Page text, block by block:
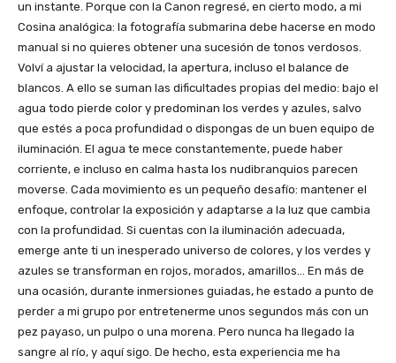
un instante. Porque con la Canon regresé, en cierto modo, a mi
Cosina analógica: la fotografía submarina debe hacerse en modo
manual si no quieres obtener una sucesión de tonos verdosos.
Volví a ajustar la velocidad, la apertura, incluso el balance de
blancos. A ello se suman las dificultades propias del medio: bajo el
agua todo pierde color y predominan los verdes y azules, salvo
que estés a poca profundidad o dispongas de un buen equipo de
iluminación. El agua te mece constantemente, puede haber
corriente, e incluso en calma hasta los nudibranquios parecen
moverse. Cada movimiento es un pequeño desafío: mantener el
enfoque, controlar la exposición y adaptarse a la luz que cambia
con la profundidad. Si cuentas con la iluminación adecuada,
emerge ante ti un inesperado universo de colores, y los verdes y
azules se transforman en rojos, morados, amarillos… En más de
una ocasión, durante inmersiones guiadas, he estado a punto de
perder a mi grupo por entretenerme unos segundos más con un
pez payaso, un pulpo o una morena. Pero nunca ha llegado la
sangre al río, y aquí sigo. De hecho, esta experiencia me ha